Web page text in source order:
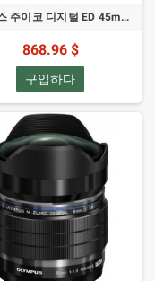
올림푸스 주이코 디지털 ED 45mm 프로 - 렌즈 마이크로 포서즈
868.96 $
구입하다